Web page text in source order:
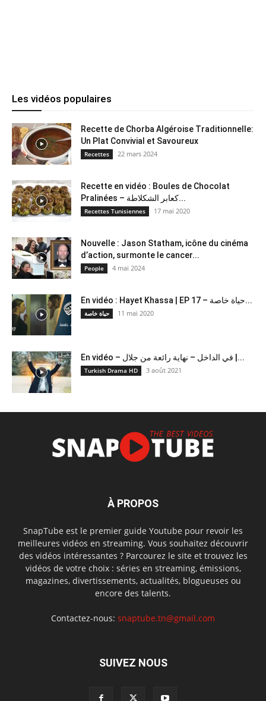
Les vidéos populaires
Recette de Chorba Algéroise Traditionnelle:
Un Plat Convivial et Savoureux
Recettes 22 mars 2024
Recette en vidéo : Boules de Chocolat
Pralinées – كعابر الشكلاطة...
Recettes Tunisiennes 17 mai 2020
Nouvelle : Jason Statham, icône du cinéma
d’action, surmonte le cancer...
People 4 mai 2024
En vidéo : Hayet Khassa | EP 17 – حياة خاصة...
حياة خاصة 11 mai 2020
En vidéo – في الداخل – نهاية رائعة من جلال |...
Turkish Drama HD 3 août 2021
À PROPOS
SnapTube est le premier guide Youtube pour revoir les
meilleures vidéos en streaming. Vous souhaitez découvrir
des vidéos intéressantes ? Parcourez le site et trouvez les
vidéos de votre choix : séries en streaming, émissions,
magazines, divertissements, actualités, blogueuses ou
encore des talents.
Contactez-nous: snaptube.tn@gmail.com
SUIVEZ NOUS